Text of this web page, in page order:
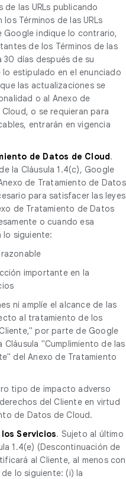
de las URLs publicando
Términos de las URLs
Google indique lo contrario,
de los Términos de las
30 días después de su
estipulado en el enunciado
las actualizaciones se
o al Anexo de
o se requieran para
entrarán en vigencia
de Datos de Cloud.
la Cláusula 1.4(c), Google
de Tratamiento de Datos
para satisfacer las leyes
de Tratamiento de Datos
o cuando esa
lo siguiente:
importante en la
ni amplíe el alcance de las
al tratamiento de los
por parte de Google
Cláusula "Cumplimiento de las
del Anexo de Tratamiento
tipo de impacto adverso
del Cliente en virtud
de Datos de Cloud.
Servicios. Sujeto al último
1.4(e) (Descontinuación de
al Cliente, al menos con
lo siguiente: (i) la